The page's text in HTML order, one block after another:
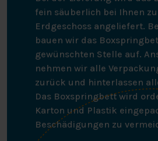
fein säuberlich bei Ihnen
Erdgeschoss angeliefert.
bauen wir das
gewünschten Stelle auf.
nehmen wir alle
zurück und hinterlassen
Das Boxspringbett wird
Karton und Plastik
Beschädigungen zu